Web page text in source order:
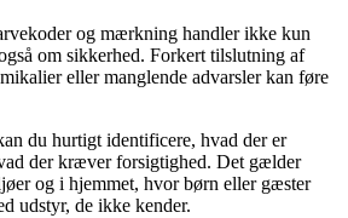
og mærkning handler ikke kun
om sikkerhed. Forkert tilslutning af
eller manglende advarsler kan føre
du hurtigt identificere, hvad der er
der kræver forsigtighed. Det gælder
og i hjemmet, hvor børn eller gæster
udstyr, de ikke kender.